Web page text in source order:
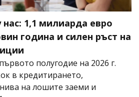
1,1 милиарда евро
година и силен ръст на
полугодие на 2026 г.
в кредитирането,
на лошите заеми и